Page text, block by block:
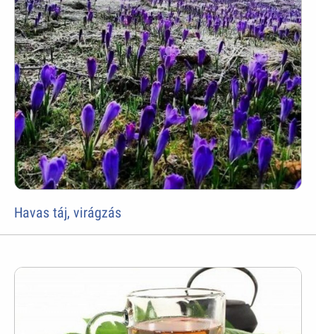
Havas táj, virágzás